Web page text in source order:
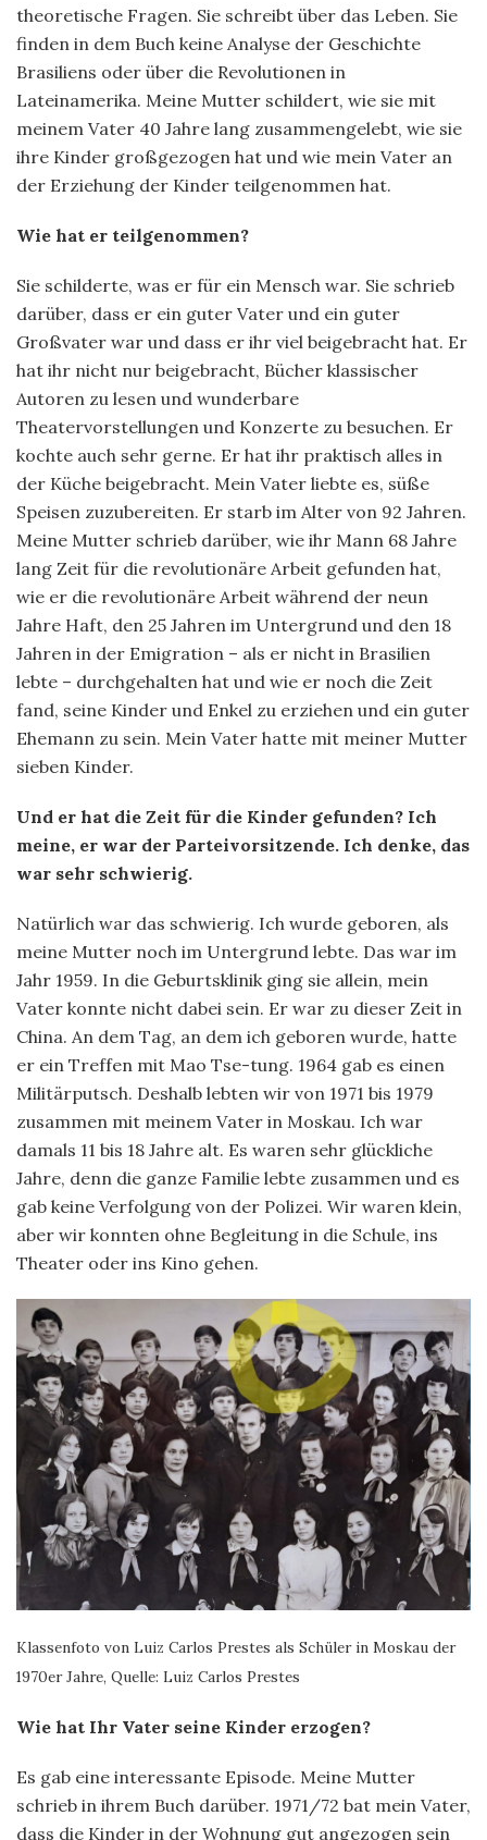
theoretische Fragen. Sie schreibt über das Leben. Sie
finden in dem Buch keine Analyse der Geschichte
Brasiliens oder über die Revolutionen in
Lateinamerika. Meine Mutter schildert, wie sie mit
meinem Vater 40 Jahre lang zusammengelebt, wie sie
ihre Kinder großgezogen hat und wie mein Vater an
der Erziehung der Kinder teilgenommen hat.
Wie hat er teilgenommen?
Sie schilderte, was er für ein Mensch war. Sie schrieb
darüber, dass er ein guter Vater und ein guter
Großvater war und dass er ihr viel beigebracht hat. Er
hat ihr nicht nur beigebracht, Bücher klassischer
Autoren zu lesen und wunderbare
Theatervorstellungen und Konzerte zu besuchen. Er
kochte auch sehr gerne. Er hat ihr praktisch alles in
der Küche beigebracht. Mein Vater liebte es, süße
Speisen zuzubereiten. Er starb im Alter von 92 Jahren.
Meine Mutter schrieb darüber, wie ihr Mann 68 Jahre
lang Zeit für die revolutionäre Arbeit gefunden hat,
wie er die revolutionäre Arbeit während der neun
Jahre Haft, den 25 Jahren im Untergrund und den 18
Jahren in der Emigration – als er nicht in Brasilien
lebte – durchgehalten hat und wie er noch die Zeit
fand, seine Kinder und Enkel zu erziehen und ein guter
Ehemann zu sein. Mein Vater hatte mit meiner Mutter
sieben Kinder.
Und er hat die Zeit für die Kinder gefunden? Ich
meine, er war der Parteivorsitzende. Ich denke, das
war sehr schwierig.
Natürlich war das schwierig. Ich wurde geboren, als
meine Mutter noch im Untergrund lebte. Das war im
Jahr 1959. In die Geburtsklinik ging sie allein, mein
Vater konnte nicht dabei sein. Er war zu dieser Zeit in
China. An dem Tag, an dem ich geboren wurde, hatte
er ein Treffen mit Mao Tse-tung. 1964 gab es einen
Militärputsch. Deshalb lebten wir von 1971 bis 1979
zusammen mit meinem Vater in Moskau. Ich war
damals 11 bis 18 Jahre alt. Es waren sehr glückliche
Jahre, denn die ganze Familie lebte zusammen und es
gab keine Verfolgung von der Polizei. Wir waren klein,
aber wir konnten ohne Begleitung in die Schule, ins
Theater oder ins Kino gehen.
Klassenfoto von Luiz Carlos Prestes als Schüler in Moskau der
1970er Jahre, Quelle: Luiz Carlos Prestes
Wie hat Ihr Vater seine Kinder erzogen?
Es gab eine interessante Episode. Meine Mutter
schrieb in ihrem Buch darüber. 1971/72 bat mein Vater,
dass die Kinder in der Wohnung gut angezogen sein